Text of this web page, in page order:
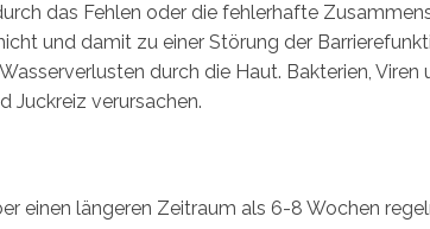
das Fehlen oder die fehlerhafte
und damit zu einer Störung der
durch die Haut. Bakterien,
Juckreiz verursachen.
einen längeren Zeitraum als 6-8 Wochen